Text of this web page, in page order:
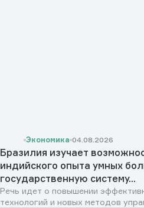
Экономика 04.08.2026
Бразилия изучает
индийского опыта умных
государственную систему...
Речь идет о повышении
технологий и новых методов